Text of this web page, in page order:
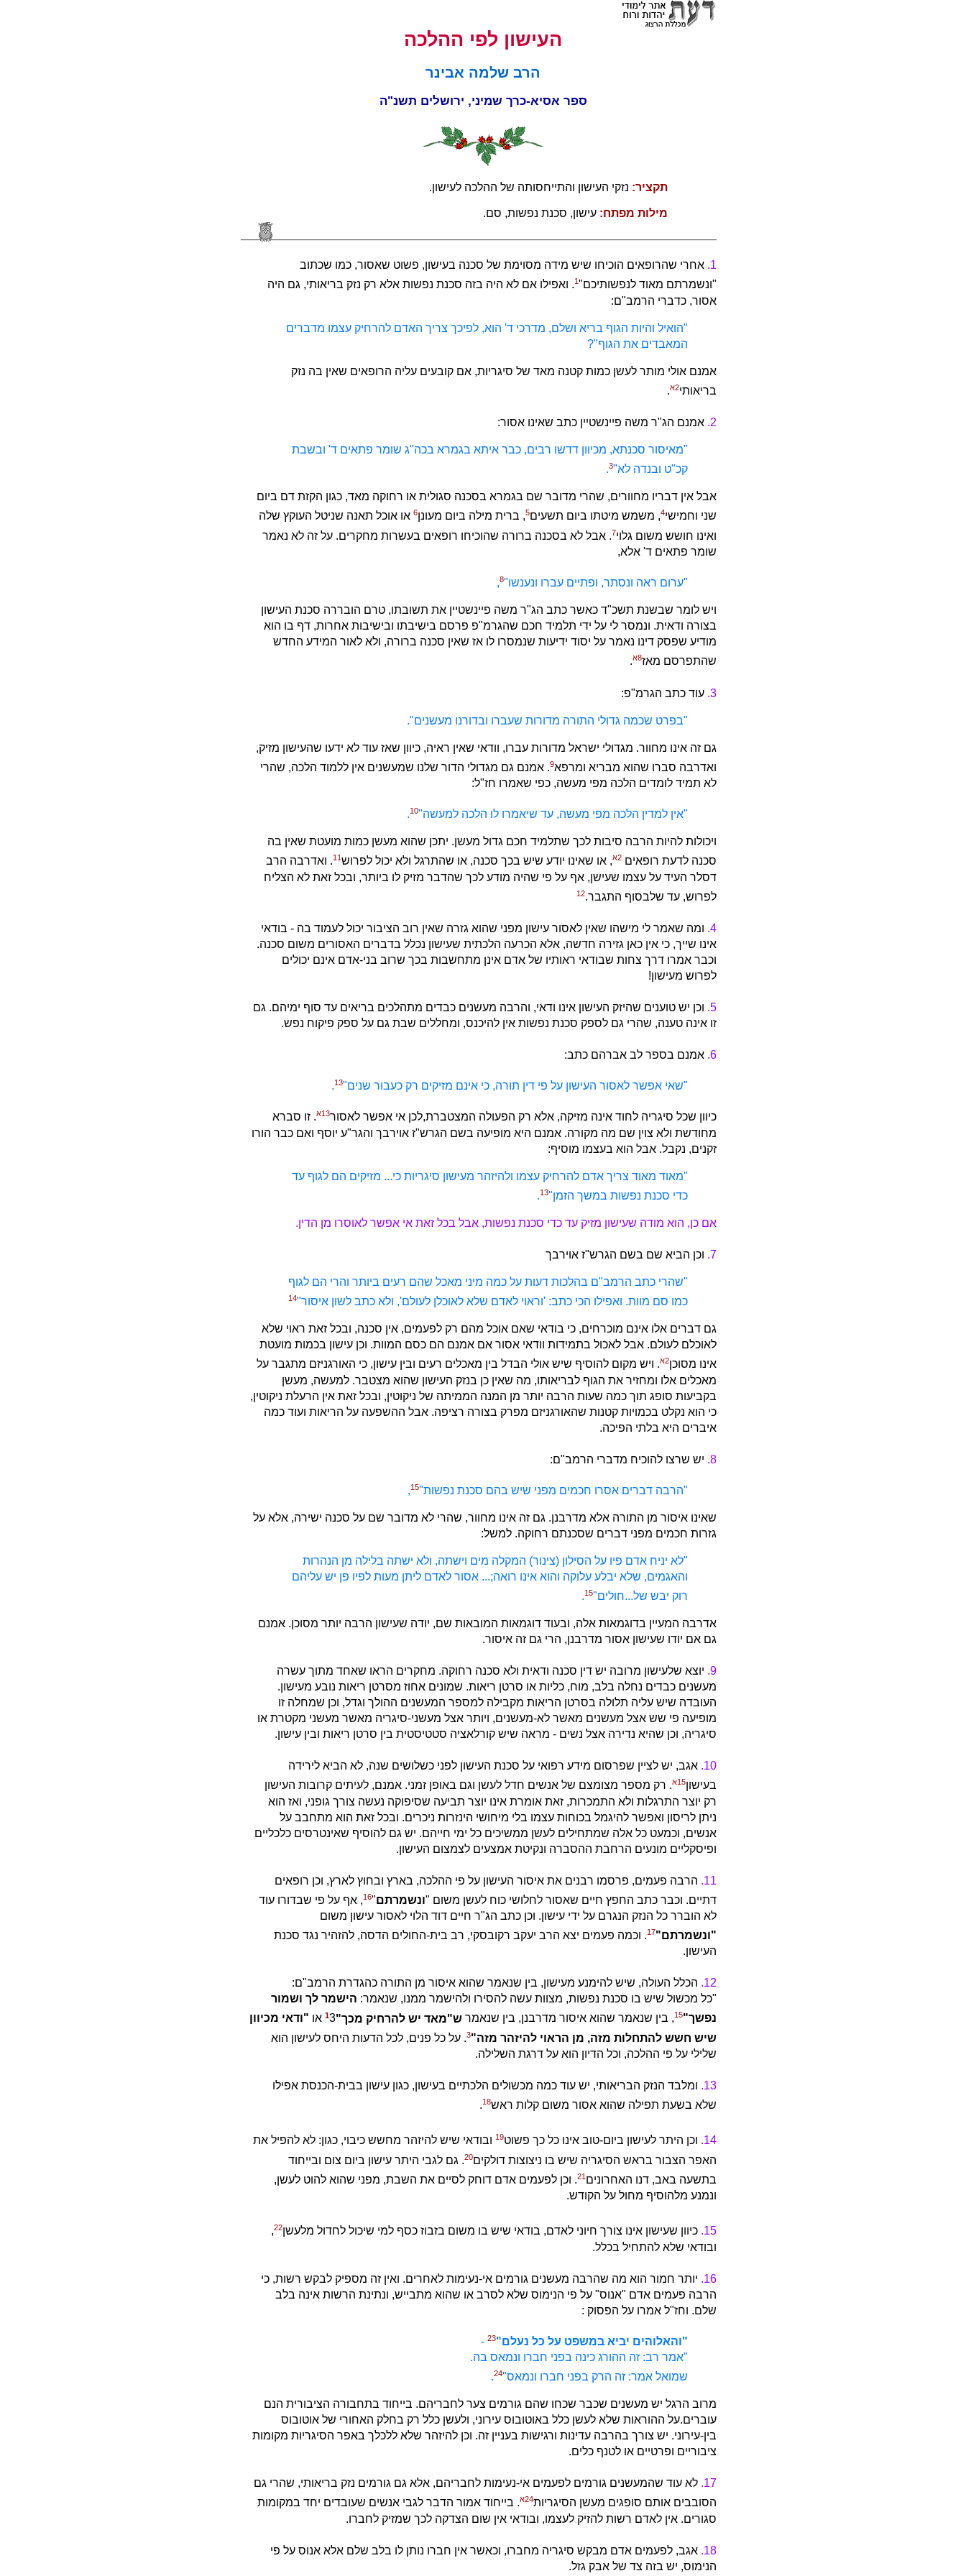
העישון לפי ההלכה
הרב שלמה אבינר
ספר אסיא-כרך שמיני, ירושלים תשנ"ה
תקציר: נזקי העישון והתייחסותה של ההלכה לעישון.
מילות מפתח: עישון, סכנת נפשות, סם.
1. אחרי שהרופאים הוכיחו שיש מידה מסוימת של סכנה בעישון, פשוט שאסור, כמו שכתוב
"ונשמרתם מאוד לנפשותיכם"1. ואפילו אם לא היה בזה סכנת נפשות אלא רק נזק בריאותי, גם היה
אסור, כדברי הרמב"ם:
"הואיל והיות הגוף בריא ושלם, מדרכי ד' הוא, לפיכך צריך האדם להרחיק עצמו מדברים
המאבדים את הגוף"?
אמנם אולי מותר לעשן כמות קטנה מאד של סיגריות, אם קובעים עליה הרופאים שאין בה נזק
בריאותי2א .
2. אמנם הג"ר משה פיינשטיין כתב שאינו אסור:
"מאיסור סכנתא, מכיוון דדשו רבים, כבר איתא בגמרא בכה"ג שומר פתאים ד' ובשבת
קכ"ט ובנדה לא"3
.
אבל אין דבריו מחוורים, שהרי מדובר שם בגמרא בסכנה סגולית או רחוקה מאד, כגון הקזת דם ביום
שני וחמישי4, משמש מיטתו ביום תשעים5, ברית מילה ביום מעונן6 או אוכל תאנה שניטל העוקץ שלה
ואינו חושש משום גלוי7. אבל לא בסכנה ברורה שהוכיחו רופאים בעשרות מחקרים. על זה לא נאמר
שומר פתאים ד' אלא,
"ערום ראה ונסתר, ופתיים עברו ונענשו"8
,
ויש לומר שבשנת תשכ"ד כאשר כתב הג"ר משה פיינשטיין את תשובתו, טרם הובררה סכנת העישון
בצורה ודאית. ונמסר לי על ידי תלמיד חכם שהגרמ"פ פרסם בישיבתו ובישיבות אחרות, דף בו הוא
מודיע שפסק דינו נאמר על יסוד ידיעות שנמסרו לו אז שאין סכנה ברורה, ולא לאור המידע החדש
שהתפרסם מאז8א .
3. עוד כתב הגרמ"פ:
"בפרט שכמה גדולי התורה מדורות שעברו ובדורנו מעשנים".
גם זה אינו מחוור. מגדולי ישראל מדורות עברו, וודאי שאין ראיה, כיוון שאז עוד לא ידעו שהעישון מזיק,
ואדרבה סברו שהוא מבריא ומרפא9. אמנם גם מגדולי הדור שלנו שמעשנים אין ללמוד הלכה, שהרי
לא תמיד לומדים הלכה מפי מעשה, כפי שאמרו חז"ל:
"אין למדין הלכה מפי מעשה, עד שיאמרו לו הלכה למעשה"10
.
ויכולות להיות הרבה סיבות לכך שתלמיד חכם גדול מעשן. יתכן שהוא מעשן כמות מועטת שאין בה
סכנה לדעת רופאים 2א , או שאינו יודע שיש בכך סכנה, או שהתרגל ולא יכול לפרוש 11. ואדרבה הרב
דסלר העיד על עצמו שעישן, אף על פי שהיה מודע לכך שהדבר מזיק לו ביותר, ובכל זאת לא הצליח
לפרוש, עד שלבסוף התגבר.12
4. ומה שאמר לי מישהו שאין לאסור עישון מפני שהוא גזרה שאין רוב הציבור יכול לעמוד בה - בודאי
אינו שייך, כי אין כאן גזירה חדשה, אלא הכרעה הלכתית שעישון נכלל בדברים האסורים משום סכנה.
וכבר אמרו דרך צחות שבודאי ראותיו של אדם אינן מתחשבות בכך שרוב בני-אדם אינם יכולים
לפרוש מעישון!
5. וכן יש טוענים שהיזק העישון אינו ודאי, והרבה מעשנים כבדים מתהלכים בריאים עד סוף ימיהם. גם
זו אינה טענה, שהרי גם לספק סכנת נפשות אין להיכנס, ומחללים שבת גם על ספק פיקוח נפש.
6. אמנם בספר לב אברהם כתב:
"שאי אפשר לאסור העישון על פי דין תורה, כי אינם מזיקים רק כעבור שנים"13
.
כיוון שכל סיגריה לחוד אינה מזיקה, אלא רק הפעולה המצטברת,לכן אי אפשר לאסור13א
. זו סברא
מחודשת ולא צוין שם מה מקורה. אמנם היא מופיעה בשם הגרש"ז אוירבך והגר"ע יוסף ואם כבר הורו
זקנים, נקבל. אבל הוא בעצמו מוסיף:
"מאוד מאוד צריך אדם להרחיק עצמו ולהיזהר מעישון סיגריות כי... מזיקים הם לגוף עד
כדי סכנת נפשות במשך הזמן"13
.
אם כן, הוא מודה שעישון מזיק עד כדי סכנת נפשות, אבל בכל זאת אי אפשר לאוסרו מן הדין.
7. וכן הביא שם בשם הגרש"ז אוירבך
"שהרי כתב הרמב"ם בהלכות דעות על כמה מיני מאכל שהם רעים ביותר והרי הם לגוף
כמו סם מוות. ואפילו הכי כתב: 'וראוי לאדם שלא לאוכלן לעולם', ולא כתב לשון איסור"14
גם דברים אלו אינם מוכרחים, כי בודאי שאם אוכל מהם רק לפעמים, אין סכנה, ובכל זאת ראוי שלא
לאוכלם לעולם. אבל לאכול בתמידות וודאי אסור אם אמנם הם כסם המוות. וכן עישון בכמות מועטת
אינו מסוכן2א
. ויש מקום להוסיף שיש אולי הבדל בין מאכלים רעים ובין עישון, כי האורגניזם מתגבר על
מאכלים אלו ומחזיר את הגוף לבריאותו, מה שאין כן בנזק העישון שהוא מצטבר. למעשה, מעשן
בקביעות סופג תוך כמה שעות הרבה יותר מן המנה הממיתה של ניקוטין, ובכל זאת אין הרעלת ניקוטין,
כי הוא נקלט בכמויות קטנות שהאורגניזם מפרק בצורה רציפה. אבל ההשפעה על הריאות ועוד כמה
איברים היא בלתי הפיכה.
8. יש שרצו להוכיח מדברי הרמב"ם:
"הרבה דברים אסרו חכמים מפני שיש בהם סכנת נפשות"15
,
שאינו איסור מן התורה אלא מדרבנן. גם זה אינו מחוור, שהרי לא מדובר שם על סכנה ישירה, אלא על
גזרות חכמים מפני דברים שסכנתם רחוקה. למשל:
"לא יניח אדם פיו על הסילון (צינור) המקלה מים וישתה, ולא ישתה בלילה מן הנהרות
והאגמים, שלא יבלע עלוקה והוא אינו רואה;... אסור לאדם ליתן מעות לפיו פן יש עליהם
רוק יבש של...חולים"15
.
אדרבה המעיין בדוגמאות אלה, ובעוד דוגמאות המובאות שם, יודה שעישון הרבה יותר מסוכן. אמנם
גם אם יודו שעישון אסור מדרבנן, הרי גם זה איסור.
9. יוצא שלעישון מרובה יש דין סכנה ודאית ולא סכנה רחוקה. מחקרים הראו שאחד מתוך עשרה
מעשנים כבדים נחלה בלב, מוח, כליות או סרטן ריאות. שמונים אחוז מסרטן ריאות נובע מעישון.
העובדה שיש עליה תלולה בסרטן הריאות מקבילה למספר המעשנים ההולך וגדל, וכן שמחלה זו
מופיעה פי שש אצל מעשנים מאשר לא-מעשנים, ויותר אצל מעשני-סיגריה מאשר מעשני מקטרת או
סיגריה, וכן שהיא נדירה אצל נשים - מראה שיש קורלאציה סטטיסטית בין סרטן ריאות ובין עישון.
10. אגב, יש לציין שפרסום מידע רפואי על סכנת העישון לפני כשלושים שנה, לא הביא לירידה
בעישון15א
. רק מספר מצומצם של אנשים חדל לעשן וגם באופן זמני. אמנם, לעיתים קרובות העישון
רק יוצר התרגלות ולא התמכרות, זאת אומרת אינו יוצר תביעה שסיפוקה נעשה צורך גופני, ואז הוא
ניתן לריסון ואפשר להיגמל בכוחות עצמו בלי מיחושי הינזרות ניכרים. ובכל זאת הוא מתחבב על
אנשים, וכמעט כל אלה שמתחילים לעשן ממשיכים כל ימי חייהם. יש גם להוסיף שאינטרסים כלכליים
ופיסקליים מונעים הרחבת ההסברה ונקיטת אמצעים לצמצום העישון.
11. הרבה פעמים, פרסמו רבנים את איסור העישון על פי ההלכה, בארץ ובחוץ לארץ, וכן רופאים
דתיים. וכבר כתב החפץ חיים שאסור לחלושי כוח לעשן משום "ונשמרתם"
16, אף על פי שבדורו עוד
לא הוברר כל הנזק הנגרם על ידי עישון. וכן כתב הג"ר חיים דוד הלוי לאסור עישון משום
"ונשמרתם"17. וכמה פעמים יצא הרב יעקב רקובסקי, רב בית-החולים הדסה, להזהיר נגד סכנת
העישון.
12. הכלל העולה, שיש להימנע מעישון, בין שנאמר שהוא איסור מן התורה כהגדרת הרמב"ם:
"כל מכשול שיש בו סכנת נפשות, מצוות עשה להסירו ולהישמר ממנו, שנאמר: הישמר לך ושמור
נפשך"15, בין שנאמר שהוא איסור מדרבנן, בין שנאמר ש"מאד יש להרחיק מכך" 13 או "ודאי מכיוון
שיש חשש להתחלות מזה, מן הראוי להיזהר מזה"3. על כל פנים, לכל הדעות היחס לעישון הוא
שלילי על פי ההלכה, וכל הדיון הוא על דרגת השלילה.
13. ומלבד הנזק הבריאותי, יש עוד כמה מכשולים הלכתיים בעישון, כגון עישון בבית-הכנסת אפילו
שלא בשעת תפילה שהוא אסור משום קלות ראש18
.
14. וכן היתר לעישון ביום-טוב אינו כל כך פשוט19 ובודאי שיש להיזהר מחשש כיבוי, כגון: לא להפיל את
האפר הצבור בראש הסיגריה שיש בו ניצוצות דולקים20. גם לגבי היתר עישון ביום צום ובייחוד
בתשעה באב, דנו האחרונים 21. וכן לפעמים אדם דוחק לסיים את השבת, מפני שהוא להוט לעשן,
ונמנע מלהוסיף מחול על הקודש.
15. כיוון שעישון אינו צורך חיוני לאדם, בודאי שיש בו משום בזבוז כסף למי שיכול לחדול מלעשן22
,
ובודאי שלא להתחיל בכלל.
16. יותר חמור הוא מה שהרבה מעשנים גורמים אי-נעימות לאחרים. ואין זה מספיק לבקש רשות, כי
הרבה פעמים אדם "אנוס" על פי הנימוס שלא לסרב או שהוא מתבייש, ונתינת הרשות אינה בלב
שלם. וחז"ל אמרו על הפסוק :
"והאלוהים יביא במשפט על כל נעלם"23
-
"אמר רב: זה ההורג כינה בפני חברו ונמאס בה.
שמואל אמר: זה הרק בפני חברו ונמאס"24
.
מרוב הרגל יש מעשנים שכבר שכחו שהם גורמים צער לחבריהם. בייחוד בתחבורה הציבורית הנם
עוברים.על ההוראות שלא לעשן כלל באוטובוס עירוני, ולעשן כלל רק בחלק האחורי של אוטובוס
בין-עירוני. יש צורך בהרבה עדינות ורגישות בעניין זה. וכן להיזהר שלא ללכלך באפר הסיגריות מקומות
ציבוריים ופרטיים או לטנף כלים.
17. לא עוד שהמעשנים גורמים לפעמים אי-נעימות לחבריהם, אלא גם גורמים נזק בריאותי, שהרי גם
הסובבים אותם סופגים מעשן הסיגריות24א
. בייחוד אמור הדבר לגבי אנשים שעובדים יחד במקומות
סגורים. אין לאדם רשות להזיק לעצמו, ובודאי אין שום הצדקה לכך שמזיק לחברו.
18. אגב, לפעמים אדם מבקש סיגריה מחברו, וכאשר אין חברו נותן לו בלב שלם אלא אנוס על פי
הנימוס, יש בזה צד של אבק גזל.